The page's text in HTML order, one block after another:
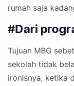
rumah saja
#Dari
Tujuan MBG
sekolah tidak
ironisnya, ketika